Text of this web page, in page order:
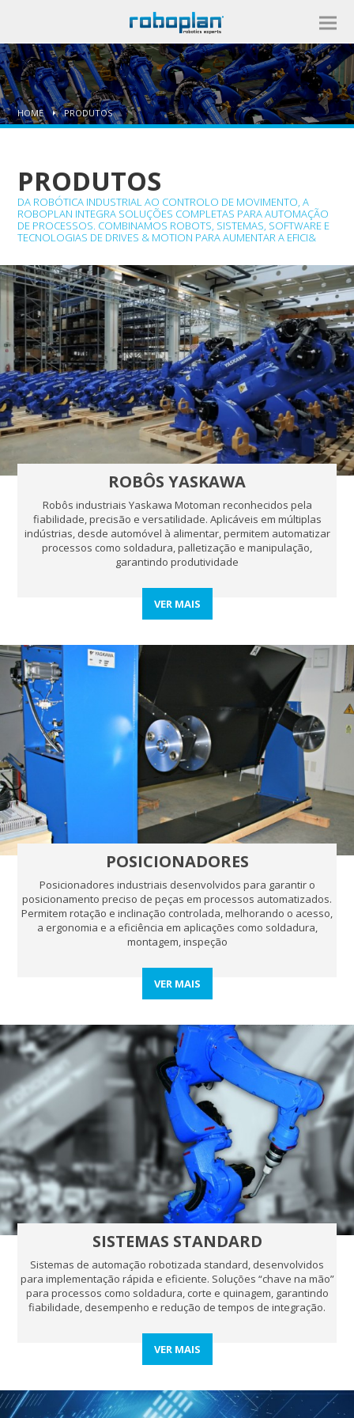
HOME PRODUTOS
PRODUTOS
DA ROBÓTICA INDUSTRIAL AO CONTROLO DE MOVIMENTO, A
ROBOPLAN INTEGRA SOLUÇÕES COMPLETAS PARA AUTOMAÇÃO
DE PROCESSOS. COMBINAMOS ROBOTS, SISTEMAS, SOFTWARE E
TECNOLOGIAS DE DRIVES & MOTION PARA AUMENTAR A EFICI&
ROBÔS YASKAWA
Robôs industriais Yaskawa Motoman reconhecidos pela
fiabilidade, precisão e versatilidade. Aplicáveis em múltiplas
indústrias, desde automóvel à alimentar, permitem automatizar
processos como soldadura, palletização e manipulação,
garantindo produtividade
VER MAIS
POSICIONADORES
Posicionadores industriais desenvolvidos para garantir o
posicionamento preciso de peças em processos automatizados.
Permitem rotação e inclinação controlada, melhorando o acesso,
a ergonomia e a eficiência em aplicações como soldadura,
montagem, inspeção
VER MAIS
SISTEMAS STANDARD
Sistemas de automação robotizada standard, desenvolvidos
para implementação rápida e eficiente. Soluções “chave na mão”
para processos como soldadura, corte e quinagem, garantindo
fiabilidade, desempenho e redução de tempos de integração.
VER MAIS